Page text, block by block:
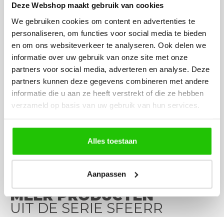
Deze Webshop maakt gebruik van cookies
We gebruiken cookies om content en advertenties te
personaliseren, om functies voor social media te bieden
en om ons websiteverkeer te analyseren. Ook delen we
informatie over uw gebruik van onze site met onze
partners voor social media, adverteren en analyse. Deze
partners kunnen deze gegevens combineren met andere
informatie die u aan ze heeft verstrekt of die ze hebben
verzameld op basis van uw gebruik van hun services.
Alles toestaan
Aanpassen
Rian
Fijne site waar ik een mooie
lamp heb uitgekozen en
besteld. De volgende dag
werd deze al bezorgd. Super
netjes en veilig verpakt.
Anne
Het bestellen,
leveren verliep vlot en
volledig naar wens.
artikel is zeer mooi
veel sfeer, het is ook
eenvoudig te
MEER PRODUCTEN
UIT DE SERIE SFEERR